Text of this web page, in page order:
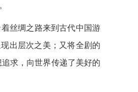
丝绸之路来到古代中国游
出层次之美；又将全剧的
求，向世界传递了美好的